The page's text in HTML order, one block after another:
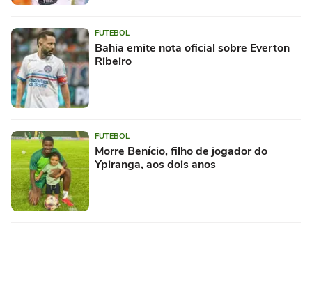
FUTEBOL
Bahia emite nota oficial sobre Everton
Ribeiro
FUTEBOL
Morre Benício, filho de jogador do
Ypiranga, aos dois anos